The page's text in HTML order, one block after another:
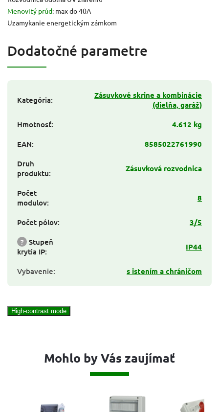
Menovitý prúd: max do 40A
Uzamykanie energetickým zámkom
Dodatočné parametre
Kategória:
Zásuvkové skrine a kombinácie
(dielňa, garáž)
Hmotnosť:
4.612 kg
EAN:
8585022761990
Druh
produktu: Zásuvková rozvodnica
Počet
modulov: 8
Počet pólov:
3/5
? Stupeň
krytia IP: IP44
Vybavenie: s istením a chráničom
High-contrast mode
Mohlo by Vás zaujímať